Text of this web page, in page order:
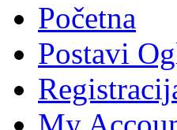
Početna
Postavi